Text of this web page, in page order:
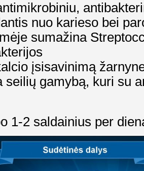
nuo karieso bei
sumažina
įsisavinimą
seilių gamybą, kuri su
1-2 saldainius per